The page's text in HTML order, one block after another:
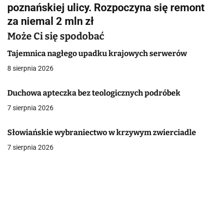
g
a
c
j
w
i
s
poznańskiej ulicy. Rozpoczyna się remont
za niemal 2 mln zł
Może Ci się spodobać
Tajemnica nagłego upadku krajowych serwerów
8 sierpnia 2026
Duchowa apteczka bez teologicznych podróbek
7 sierpnia 2026
Słowiańskie wybraniectwo w krzywym zwierciadle
7 sierpnia 2026